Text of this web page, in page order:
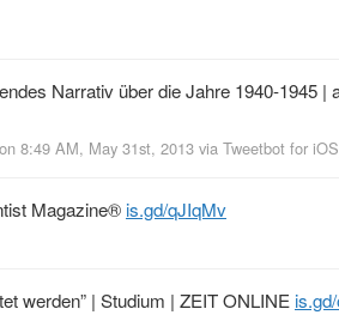
Narrativ über die Jahre 1940-1945 |
8:49 AM, May 31st, 2013 via Tweetbot for iOS
Magazine® is.gd/qJIqMv
werden” | Studium | ZEIT ONLINE